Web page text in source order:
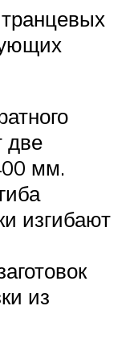
две
мм.
изгибают
из